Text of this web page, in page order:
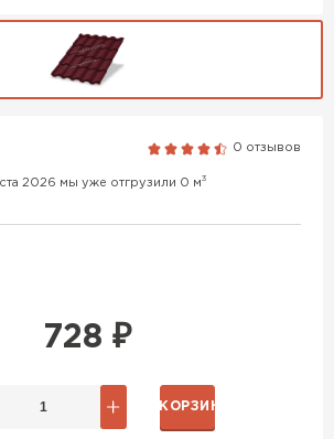
0 отзывов
2026 мы уже отгрузили 0 м3
728 ₽
В КОРЗИНУ